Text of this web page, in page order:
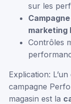
sur les
marketing
Contrôles
Explication:
campagne
magasin est la